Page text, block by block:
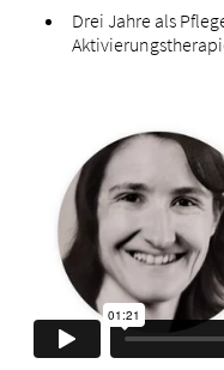
Drei Jahre als